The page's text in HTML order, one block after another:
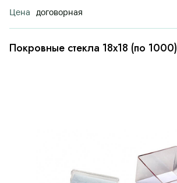
Цена договорная
Покровные стекла 18х18 (по 1000)